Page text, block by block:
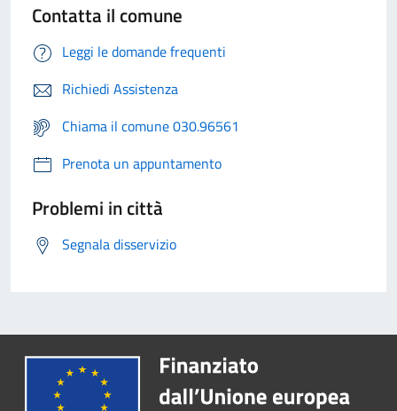
Contatta il comune
Leggi le domande frequenti
Richiedi Assistenza
Chiama il comune 030.96561
Prenota un appuntamento
Problemi in città
Segnala disservizio